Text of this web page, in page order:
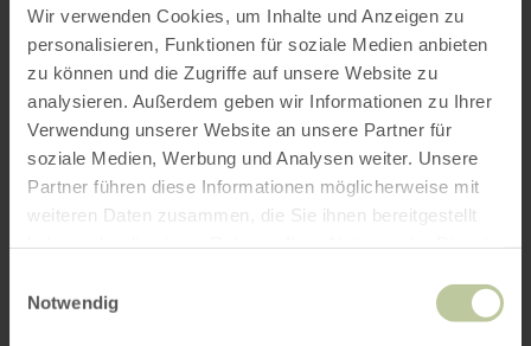
Wir verwenden Cookies, um Inhalte und Anzeigen zu
personalisieren, Funktionen für soziale Medien anbieten
zu können und die Zugriffe auf unsere Website zu
analysieren. Außerdem geben wir Informationen zu Ihrer
Verwendung unserer Website an unsere Partner für
soziale Medien, Werbung und Analysen weiter. Unsere
Partner führen diese Informationen möglicherweise mit
weiteren Daten zusammen, die Sie ihnen bereitgestellt
Notwendig